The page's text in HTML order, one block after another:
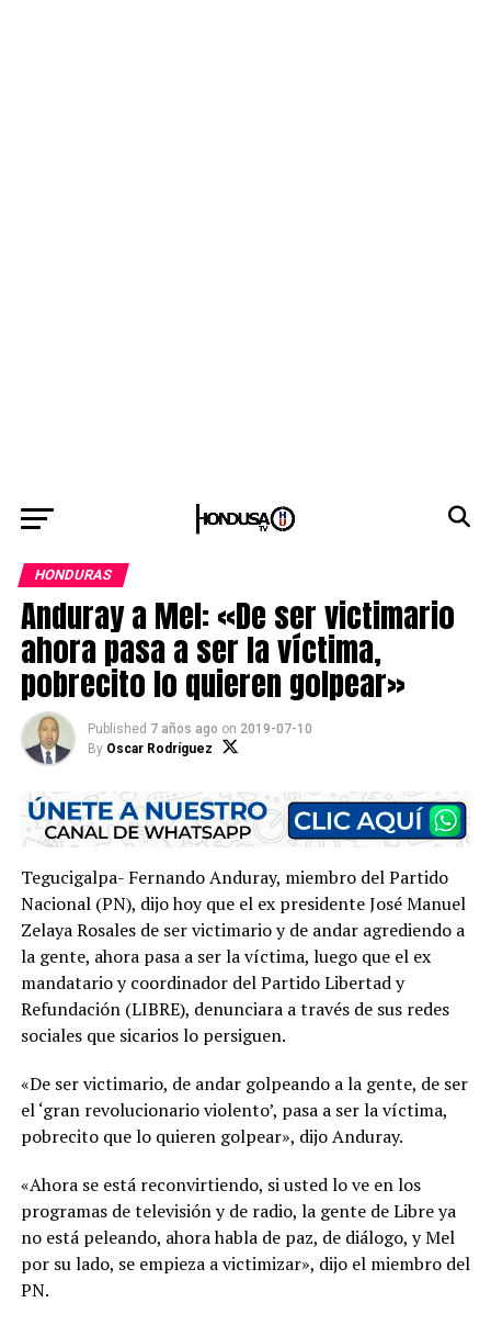
HONDURAS
Anduray a Mel: «De ser victimario
ahora pasa a ser la víctima,
pobrecito lo quieren golpear»
Published 7 años ago on 2019-07-10
By Oscar Rodríguez
Tegucigalpa- Fernando Anduray, miembro del Partido
Nacional (PN), dijo hoy que el ex presidente José Manuel
Zelaya Rosales de ser victimario y de andar agrediendo a
la gente, ahora pasa a ser la víctima, luego que el ex
mandatario y coordinador del Partido Libertad y
Refundación (LIBRE), denunciara a través de sus redes
sociales que sicarios lo persiguen.
«De ser victimario, de andar golpeando a la gente, de ser
el ‘gran revolucionario violento’, pasa a ser la víctima,
pobrecito que lo quieren golpear», dijo Anduray.
«Ahora se está reconvirtiendo, si usted lo ve en los
programas de televisión y de radio, la gente de Libre ya
no está peleando, ahora habla de paz, de diálogo, y Mel
por su lado, se empieza a victimizar», dijo el miembro del
PN.